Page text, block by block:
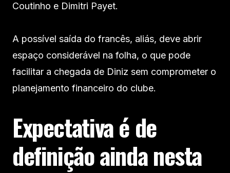
Coutinho e Dimitri Payet.
A possível saída do francês, aliás, deve abrir
espaço considerável na folha, o que pode
facilitar a chegada de Diniz sem comprometer o
planejamento financeiro do clube.
Expectativa é de
definição ainda nesta